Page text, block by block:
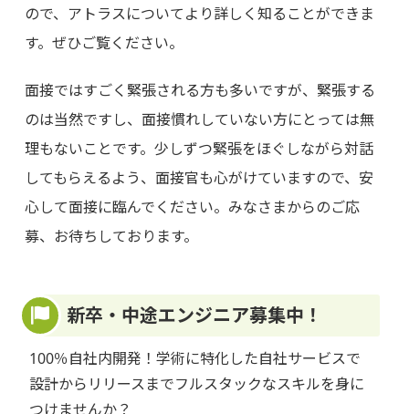
ので、アトラスについてより詳しく知ることができま
す。ぜひご覧ください。
面接ではすごく緊張される方も多いですが、緊張する
のは当然ですし、面接慣れしていない方にとっては無
理もないことです。少しずつ緊張をほぐしながら対話
してもらえるよう、面接官も心がけていますので、安
心して面接に臨んでください。みなさまからのご応
募、お待ちしております。
新卒・中途エンジニア募集中！
100％自社内開発！学術に特化した自社サービスで
設計からリリースまでフルスタックなスキルを身に
つけませんか？